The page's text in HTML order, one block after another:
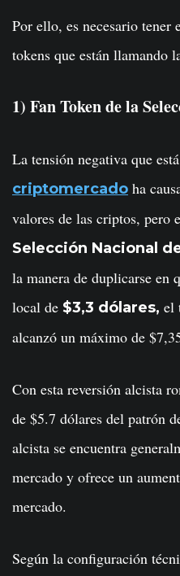
Por ello, es necesario tener
tokens que están llamando
1) Fan Token de la
La tensión negativa que
criptomercado ha
valores de las criptos, pero
Selección Nacional
la manera de duplicarse en
local de $3,3 dólares, el
alcanzó un máximo de
Con esta reversión alcista
de $5.7 dólares del patrón
alcista se encuentra
mercado y ofrece un
mercado.
Según la configuración